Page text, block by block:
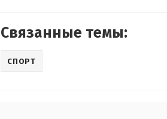
Связанные темы:
СПОРТ